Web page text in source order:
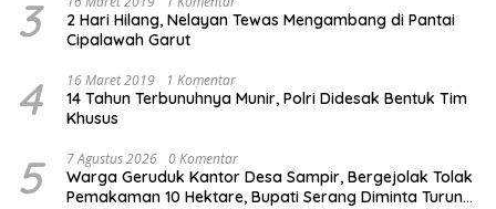
3
2 Hari Hilang, Nelayan Tewas Mengambang di Pantai
Cipalawah Garut
4 16 Maret 2019 1 Komentar
14 Tahun Terbunuhnya Munir, Polri Didesak Bentuk Tim
Khusus
5 7 Agustus 2026 0 Komentar
Warga Geruduk Kantor Desa Sampir, Bergejolak Tolak
Pemakaman 10 Hektare, Bupati Serang Diminta Turun